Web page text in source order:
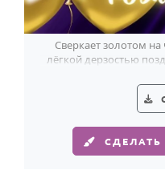
Сверкает золотом
лёгкой дерзостью